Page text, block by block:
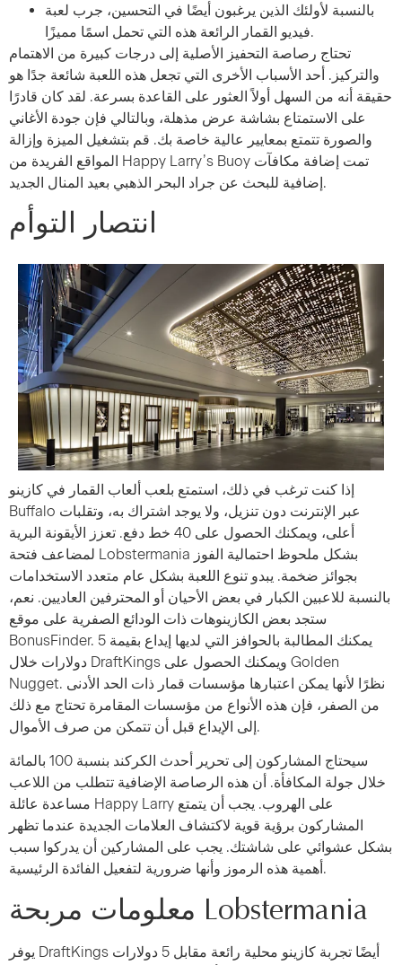
بالنسبة لأولئك الذين يرغبون أيضًا في التحسين، جرب لعبة
فيديو القمار الرائعة هذه التي تحمل اسمًا مميزًا.
تحتاج رصاصة التحفيز الأصلية إلى درجات كبيرة من الاهتمام
والتركيز. أحد الأسباب الأخرى التي تجعل هذه اللعبة شائعة جدًا هو
حقيقة أنه من السهل أولاً العثور على القاعدة بسرعة. لقد كان قادرًا
على الاستمتاع بشاشة عرض مذهلة، وبالتالي فإن جودة الأغاني
والصورة تتمتع بمعايير عالية خاصة بك. قم بتشغيل الميزة وإزالة
المواقع الفريدة من Happy Larry’s Buoy تمت إضافة مكافآت
إضافية للبحث عن جراد البحر الذهبي بعيد المنال الجديد.
انتصار التوأم
إذا كنت ترغب في ذلك، استمتع بلعب ألعاب القمار في كازينو
Buffalo عبر الإنترنت دون تنزيل، ولا يوجد اشتراك به، وتقلبات
أعلى، ويمكنك الحصول على 40 خط دفع. تعزز الأيقونة البرية
لمضاعف فتحة Lobstermania بشكل ملحوظ احتمالية الفوز
بجوائز ضخمة. يبدو تنوع اللعبة بشكل عام متعدد الاستخدامات
بالنسبة للاعبين الكبار في بعض الأحيان أو المحترفين العاديين. نعم،
ستجد بعض الكازينوهات ذات الودائع الصفرية على موقع
BonusFinder. يمكنك المطالبة بالحوافز التي لديها إيداع بقيمة 5
دولارات خلال DraftKings ويمكنك الحصول على Golden
Nugget. نظرًا لأنها يمكن اعتبارها مؤسسات قمار ذات الحد الأدنى
من الصفر، فإن هذه الأنواع من مؤسسات المقامرة تحتاج مع ذلك
إلى الإيداع قبل أن تتمكن من صرف الأموال.
سيحتاج المشاركون إلى تحرير أحدث الكركند بنسبة 100 بالمائة
خلال جولة المكافأة. أن هذه الرصاصة الإضافية تتطلب من اللاعب
مساعدة عائلة Happy Larry على الهروب. يجب أن يتمتع
المشاركون برؤية قوية لاكتشاف العلامات الجديدة عندما تظهر
بشكل عشوائي على شاشتك. يجب على المشاركين أن يدركوا سبب
أهمية هذه الرموز وأنها ضرورية لتفعيل الفائدة الرئيسية.
معلومات مربحة Lobstermania
يوفر DraftKings أيضًا تجربة كازينو محلية رائعة مقابل 5 دولارات